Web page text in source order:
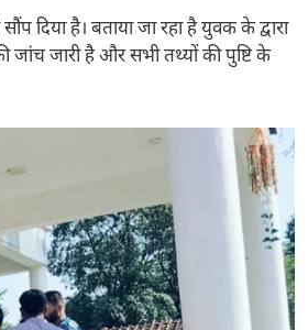
दिया है। बताया जा रहा है युवक के द्वारा
जारी है और सभी तथ्यों की पुष्टि के